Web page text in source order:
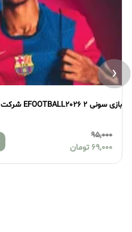
بازی سونی 2 EFOOTBALL 2025 شرکت JB
95,000
79,000
‹